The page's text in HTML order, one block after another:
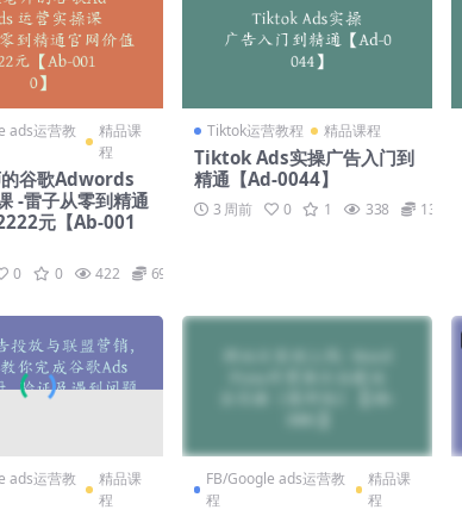
ads运营教
精品课
程
谷歌Adwords
-雷子从零到精通
元【Ab-001
0 0 422 69
Tiktok运营教程 精品课程
Tiktok Ads实操广告入门到
精通【Ad-0044】
3 周前 0 1 338 139
ads运营教
精品课
程
FB/Google ads运营教
程
精品课
程